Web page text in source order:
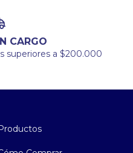
CARGO
superiores a $200.000
Productos